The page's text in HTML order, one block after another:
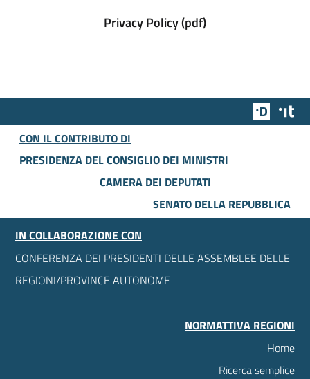
Privacy Policy (pdf)
Team
CON IL CONTRIBUTO DI
PRESIDENZA DEL CONSIGLIO DEI MINISTRI
CAMERA DEI DEPUTATI
SENATO DELLA REPUBBLICA
IN COLLABORAZIONE CON
CONFERENZA DEI PRESIDENTI DELLE ASSEMBLEE DELLE
REGIONI/PROVINCE AUTONOME
NORMATTIVA REGIONI
Home
Ricerca semplice